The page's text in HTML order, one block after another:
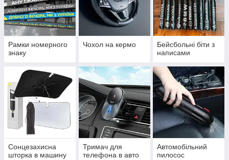
Рамки номерного
знаку
Чохол на кермо
Бейсбольні біти з
написами
Сонцезахисна
шторка в машину
Тримач для
телефона в авто
Автомобільний
пилосос